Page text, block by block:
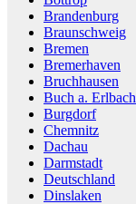
Brandenburg
Braunschweig
Bremen
Bremerhaven
Bruchhausen
Buch a. Erlbach
Burgdorf
Chemnitz
Dachau
Darmstadt
Deutschland
Dinslaken